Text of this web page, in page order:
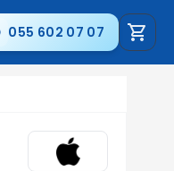
üçün ox
055 602 07 07